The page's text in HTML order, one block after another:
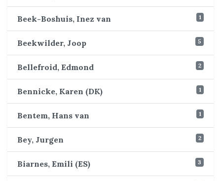
Beek-Boshuis, Inez van 1
Beekwilder, Joop 5
Bellefroid, Edmond 2
Bennicke, Karen (DK) 1
Bentem, Hans van 1
Bey, Jurgen 2
Biarnes, Emili (ES) 3